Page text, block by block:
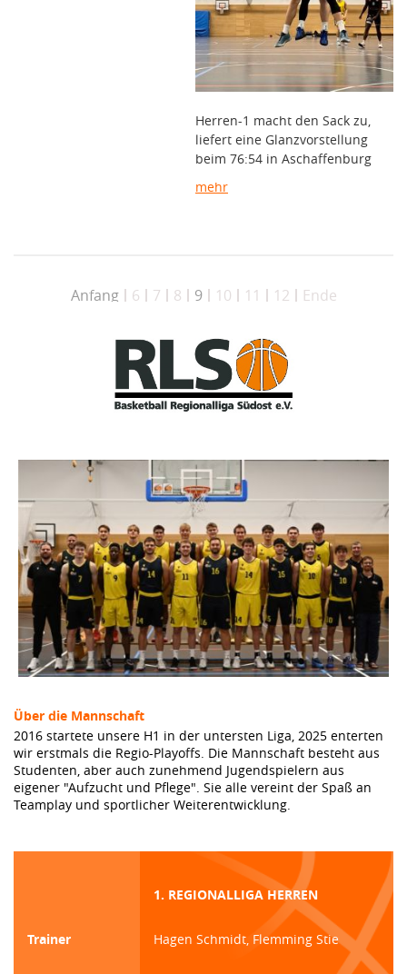
Herren-1 macht den Sack zu,
liefert eine Glanzvorstellung
beim 76:54 in Aschaffenburg
mehr
Anfang 6 7 8 9 10 11 12 Ende
Über die Mannschaft
2016 startete unsere H1 in der untersten Liga, 2025 enterten
wir erstmals die Regio-Playoffs. Die Mannschaft besteht aus
Studenten, aber auch zunehmend Jugendspielern aus
eigener "Aufzucht und Pflege". Sie alle vereint der Spaß an
Teamplay und sportlicher Weiterentwicklung.
1. REGIONALLIGA HERREN
Trainer Hagen Schmidt, Flemming Stie